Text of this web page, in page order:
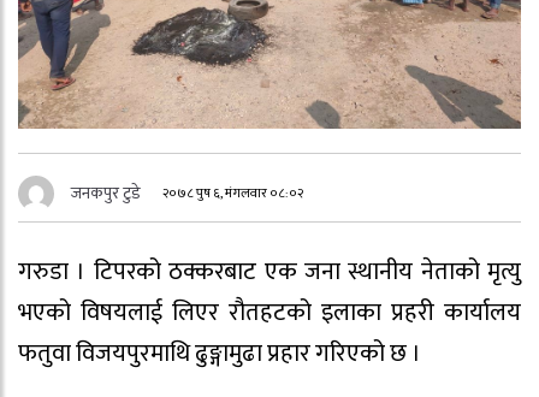
जनकपुर टुडे २०७८ पुष ६, मंगलवार ०८:०२
गरुडा । टिपरको ठक्करबाट एक जना स्थानीय नेताको मृत्यु
भएको विषयलाई लिएर रौतहटको इलाका प्रहरी कार्यालय
फतुवा विजयपुरमाथि ढुङ्गामुढा प्रहार गरिएको छ ।